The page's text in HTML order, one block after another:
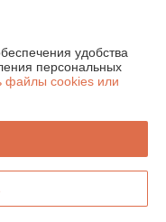
удобства
персональных
файлы cookies или